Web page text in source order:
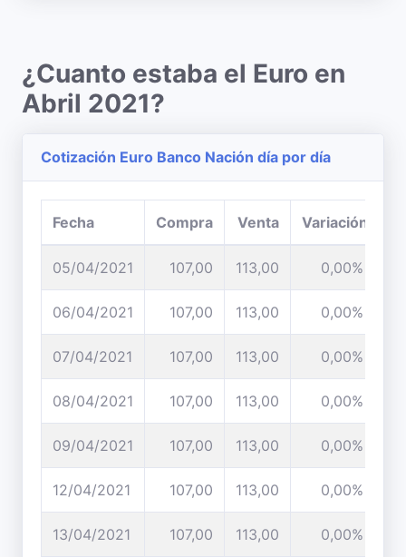
¿Cuanto estaba el Euro en
Abril 2021?
Cotización Euro Banco Nación día por día
Fecha Compra Venta Variación
05/04/2021 107,00 113,00 0,00%
06/04/2021 107,00 113,00 0,00%
07/04/2021 107,00 113,00 0,00%
08/04/2021 107,00 113,00 0,00%
09/04/2021 107,00 113,00 0,00%
12/04/2021 107,00 113,00 0,00%
13/04/2021 107,00 113,00 0,00%